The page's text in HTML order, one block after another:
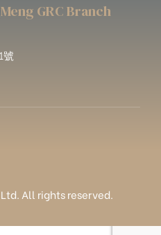
GRC Branch
號
All rights reserved.